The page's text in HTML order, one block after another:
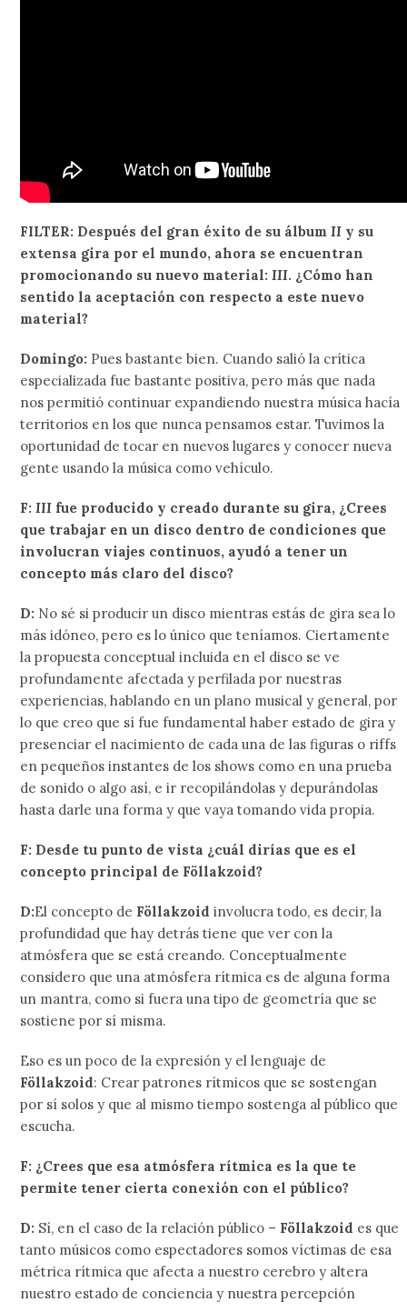
FILTER: Después del gran éxito de su álbum II y su
extensa gira por el mundo, ahora se encuentran
promocionando su nuevo material:III. ¿Cómo han
sentido la aceptación con respecto a este nuevo
material?
Domingo: Pues bastante bien. Cuando salió la crítica
especializada fue bastante positiva, pero más que nada
nos permitió continuar expandiendo nuestra música hacía
territorios en los que nunca pensamos estar. Tuvimos la
oportunidad de tocar en nuevos lugares y conocer nueva
gente usando la música como vehículo.
F:III fue producido y creado durante su gira, ¿Crees
que trabajar en un disco dentro de condiciones que
involucran viajes continuos, ayudó a tener un
concepto más claro del disco?
D: No sé si producir un disco mientras estás de gira sea lo
más idóneo, pero es lo único que teníamos. Ciertamente
la propuesta conceptual incluida en el disco se ve
profundamente afectada y perfilada por nuestras
experiencias, hablando en un plano musical y general, por
lo que creo que sí fue fundamental haber estado de gira y
presenciar el nacimiento de cada una de las figuras o riffs
en pequeños instantes de los shows como en una prueba
de sonido o algo así, e ir recopilándolas y depurándolas
hasta darle una forma y que vaya tomando vida propia.
F: Desde tu punto de vista ¿cuál dirías que es el
concepto principal de Föllakzoid?
D:El concepto de Föllakzoid involucra todo, es decir, la
profundidad que hay detrás tiene que ver con la
atmósfera que se está creando. Conceptualmente
considero que una atmósfera rítmica es de alguna forma
un mantra, como si fuera una tipo de geometría que se
sostiene por sí misma.
Eso es un poco de la expresión y el lenguaje de
Föllakzoid: Crear patrones rítmicos que se sostengan
por sí solos y que al mismo tiempo sostenga al público que
escucha.
F: ¿Crees que esa atmósfera rítmica es la que te
permite tener cierta conexión con el público?
D: Sí, en el caso de la relación público – Föllakzoid es que
tanto músicos como espectadores somos víctimas de esa
métrica rítmica que afecta a nuestro cerebro y altera
nuestro estado de conciencia y nuestra percepción